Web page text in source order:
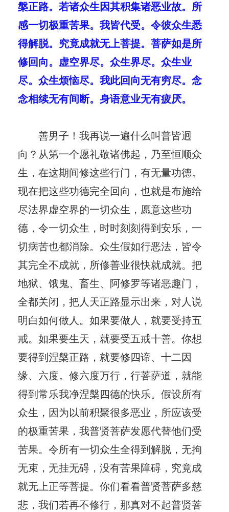
槃正路。若诸众生因其积集诸恶业故。所
感一切极重苦果。我皆代受。令彼众生悉
得解脱。究竟成就无上菩提。菩萨如是所
修回向。虚空界尽。众生界尽。众生业
尽。众生烦恼尽。我此回向无有穷尽。念
念相续无有间断。身语意业无有疲厌。
善男子！我再说一遍什么叫普皆迥
向？从第一个愿礼敬诸佛起，乃至恒顺众
生，在这期间修这些行门，有无量功德。
现在把这些功德完全回向，也就是布施给
尽法界虚空界的一切众生，愿意这些功
德，令一切众生，时时刻刻得到安乐，一
切病苦也都消除。众生假如行恶法，皆令
其完全不成就，所修善业很快就成就。把
地狱、饿鬼、畜生、阿修罗等诸恶趣门，
全都关闭，把人天正路显示出来，对人说
明白如何做人。如果要做人，就要受持五
戒。如果要生天，就要受五戒十善。你想
要得到涅槃正路，就要修四谛、十二因
缘、六度。修六度万行，行菩萨道，就能
得到常乐我净涅槃四德的快乐。假设所有
众生，因为以前积聚很多恶业，所应该受
的极重苦果，我普贤菩萨发愿代替他们受
苦果。令所有一切众生全得到解脱，无拘
无束，无挂无碍，没有苦果障碍，究竟成
就无上正等菩提。你们看看普贤菩萨多慈
悲，我们若再不修行，那真对不起普贤菩